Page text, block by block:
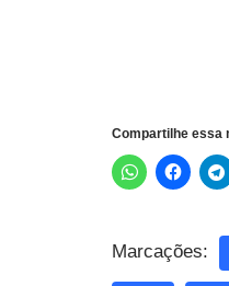
Compartilhe essa
Marcações: